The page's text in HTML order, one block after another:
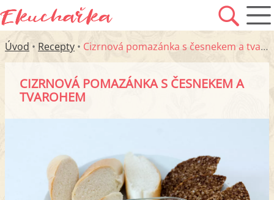
Úvod • Recepty • Cizrnová pomazánka s česnekem a tvarohem
CIZRNOVÁ POMAZÁNKA S ČESNEKEM A
TVAROHEM